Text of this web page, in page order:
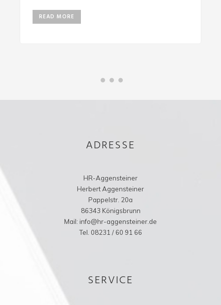
ADRESSE
HR-Aggensteiner
Herbert Aggensteiner
Pappelstr. 20a
86343 Königsbrunn
Mail: info@hr-aggensteiner.de
SERVICE